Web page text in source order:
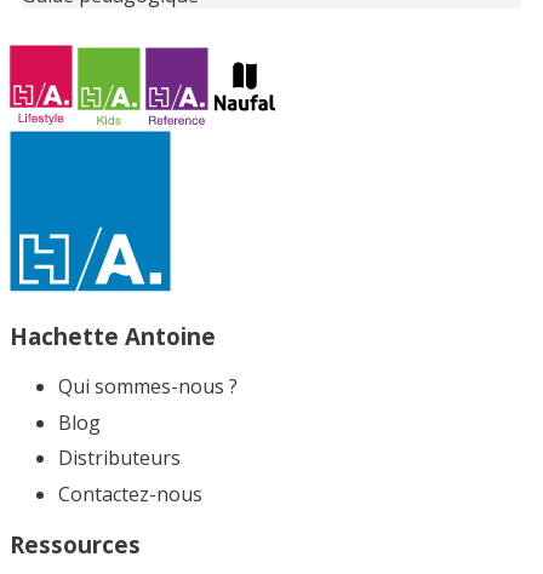
Hachette Antoine
Qui sommes-nous ?
Blog
Distributeurs
Contactez-nous
Ressources